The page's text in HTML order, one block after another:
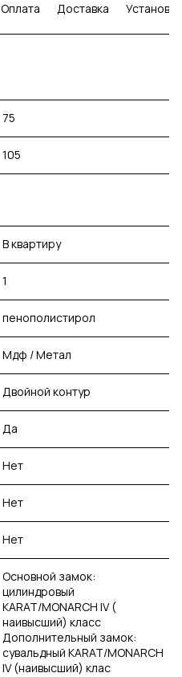
Оплата Доставка Установка
75
105
В квартиру
1
пенополистирол
Мдф / Метал
Двойной контур
Да
Нет
Нет
Нет
Основной замок:
цилиндровый
KARAT/MONARCH IV (
наивысший) класс
Дополнительный замок:
сувальдный KARAT/MONARCH
IV (наивысший) клас